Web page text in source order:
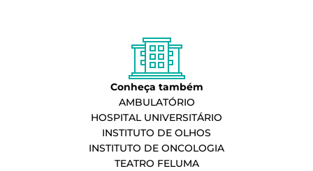
Conheça também
AMBULATÓRIO
HOSPITAL UNIVERSITÁRIO
INSTITUTO DE OLHOS
INSTITUTO DE ONCOLOGIA
TEATRO FELUMA